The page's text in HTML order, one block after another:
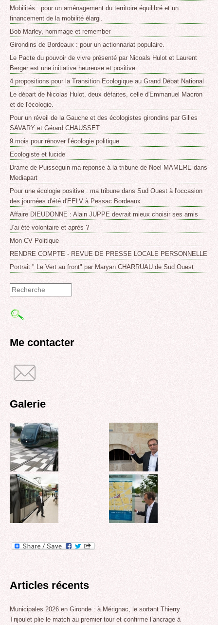
Mobilités : pour un aménagement du territoire équilibré et un
financement de la mobilité élargi.
Bob Marley, hommage et remember
Girondins de Bordeaux : pour un actionnariat populaire.
Le Pacte du pouvoir de vivre présenté par Nicoals Hulot et Laurent
Berger est une initiative heureuse et positive.
4 propositions pour la Transition Ecologique au Grand Débat National
Le départ de Nicolas Hulot, deux défaites, celle d'Emmanuel Macron
et de l'écologie.
Pour un réveil de la Gauche et des écologistes girondins par Gilles
SAVARY et Gérard CHAUSSET
9 mois pour rénover l’écologie politique
Ecologiste et lucide
Drame de Puisseguin ma reponse á la tribune de Noel MAMERE dans
Mediapart
Pour une écologie positive : ma tribune dans Sud Ouest à l'occasion
des journées d'été d'EELV à Pessac Bordeaux
Affaire DIEUDONNE : Alain JUPPE devrait mieux choisir ses amis
J'ai été volontaire et après ?
Mon CV Politique
RENDRE COMPTE - REVUE DE PRESSE LOCALE PERSONNELLE
Portrait " Le Vert au front" par Maryan CHARRUAU de Sud Ouest
de
recherche
Me contacter
Galerie
Articles récents
Municipales 2026 en Gironde : à Mérignac, le sortant Thierry
Trijoulet plie le match au premier tour et confirme l’ancrage à